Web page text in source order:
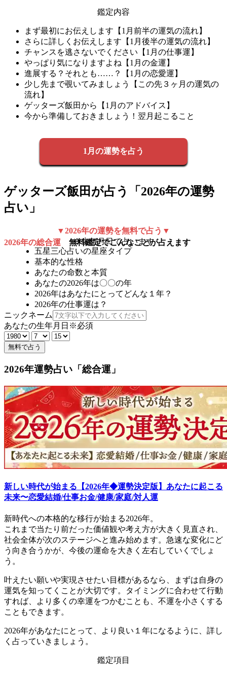
鑑定内容
まず最初にお伝えします【1月前半の運気の流れ】
さらに詳しくお伝えします【1月後半の運気の流れ】
チャンスを逃さないでください【1月の仕事運】
やっぱり気になりますよね【1月の金運】
進展する？それとも……？【1月の恋愛運】
少し先まで覗いてみましょう【この先３ヶ月の運気の
流れ】
ゲッターズ飯田から【1月のアドバイス】
今から準備しておきましょう！翌月起こること
1月の運勢を占う
ゲッターズ飯田が占う「2026年の運勢
占い」
▼2026年の運勢を無料で占う▼
※生年月日で占います
2026年の総合運 無料鑑定でこんなことが占えます
五星三心占いの星座タイプ
基本的な性格
あなたの命数と本質
あなたの2026年は〇〇の年
2026年はあなたにとってどんな１年？
2026年の仕事運は？
ニックネーム
あなたの生年月日 ※必須
無料で占う
2026年運勢占い「総合運」
新しい時代が始まる【2026年◆運勢決定版】あなたに起こる
未来〜恋愛結婚/仕事お金/健康/家庭/対人運
新時代への本格的な移行が始まる2026年。
これまで当たり前だった価値観や考え方が大きく見直され、
社会全体が次のステージへと進み始めます。急速な変化にど
う向き合うかが、今後の運命を大きく左右していくでしょ
う。
叶えたい願いや実現させたい目標があるなら、まずは自身の
運気を知ってくことが大切です。タイミングに合わせて行動
すれば、より多くの幸運をつかむことも、不運を小さくする
こともできます。
2026年があなたにとって、より良い１年になるように、詳し
く占っていきましょう。
鑑定項目